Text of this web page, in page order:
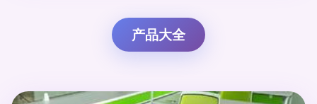
产品大全